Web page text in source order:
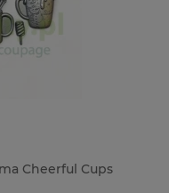
Cheerful Cups